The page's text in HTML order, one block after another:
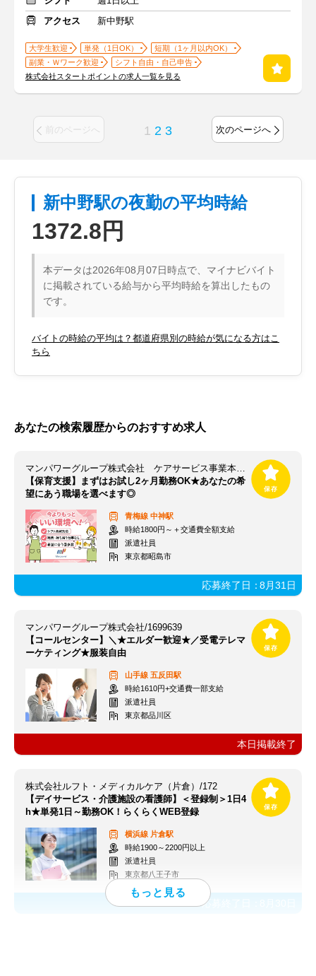
アクセス
新中野駅
大学生歓迎 単発（1日OK）
短期（1ヶ月以内OK）
副業・Ｗワーク歓迎
シフト自由・自己申告
株式会社スタートポイントの求人一覧を見る
前のページへ 1 2 3 次のページへ
新中野駅の夜勤の平均時給
1372.8円
本データは2026年08月07日時点で、マイナビバイト
に掲載されている給与から平均時給を算出したもの
です。
バイトの時給の平均は？都道府県別の時給が気になる方はこ
ちら
あなたの検索履歴からのおすすめ求人
マンパワーグループ株式会社 ケアサービス事業本部 首都圏保育/1009999
【保育支援】まずはお試し2ヶ月勤務OK★あなたの希
望にあう職場を選べます◎
青梅線 中神駅
時給1800円～＋交通費全額支給
派遣社員
東京都昭島市
応募終了日：8月31日
マンパワーグループ株式会社/1699639
【コールセンター】＼★エルダー歓迎★／受電テレマ
ーケティング★服装自由
山手線 五反田駅
時給1610円+交通費一部支給
派遣社員
東京都品川区
本日掲載終了
株式会社ルフト・メディカルケア（片倉）/172
【デイサービス・介護施設の看護師】＜登録制＞1日4
h★単発1日～勤務OK！らくらくWEB登録
横浜線 片倉駅
時給1900～2200円以上
派遣社員
東京都八王子市
応募終了日：